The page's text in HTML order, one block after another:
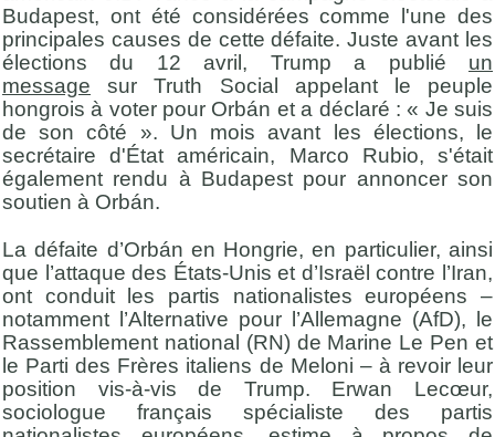
Budapest, ont été considérées comme l'une des
principales causes de cette défaite. Juste avant les
élections du 12 avril, Trump a publié un
message sur Truth Social appelant le peuple
hongrois à voter pour Orbán et a déclaré : « Je suis
de son côté ». Un mois avant les élections, le
secrétaire d'État américain, Marco Rubio, s'était
également rendu à Budapest pour annoncer son
soutien à Orbán.
La défaite d’Orbán en Hongrie, en particulier, ainsi
que l’attaque des États-Unis et d’Israël contre l’Iran,
ont conduit les partis nationalistes européens –
notamment l’Alternative pour l’Allemagne (AfD), le
Rassemblement national (RN) de Marine Le Pen et
le Parti des Frères italiens de Meloni – à revoir leur
position vis-à-vis de Trump. Erwan Lecœur,
sociologue français spécialiste des partis